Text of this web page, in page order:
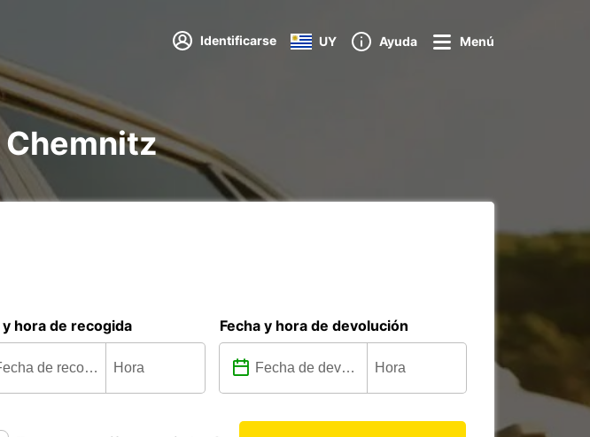
Identificarse UY Ayuda Menú
y hora de recogida Fecha y hora de devolución